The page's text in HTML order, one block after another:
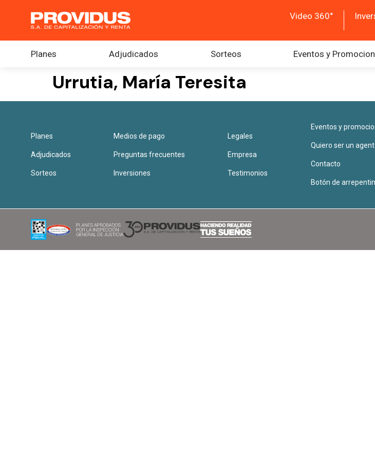
Video 360°
Planes Adjudicados Sorteos Eventos y
Urrutia, María Teresita
Planes
Adjudicados
Sorteos
Medios de pago
Preguntas frecuentes
Inversiones
Legales
Empresa
Testimonios
Eventos y
Quiero ser un
Contacto
Botón de